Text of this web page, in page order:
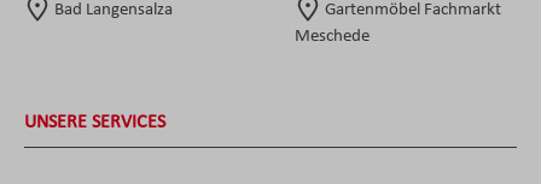
Bad Langensalza
Gartenmöbel Fachmarkt
Meschede
UNSERE SERVICES